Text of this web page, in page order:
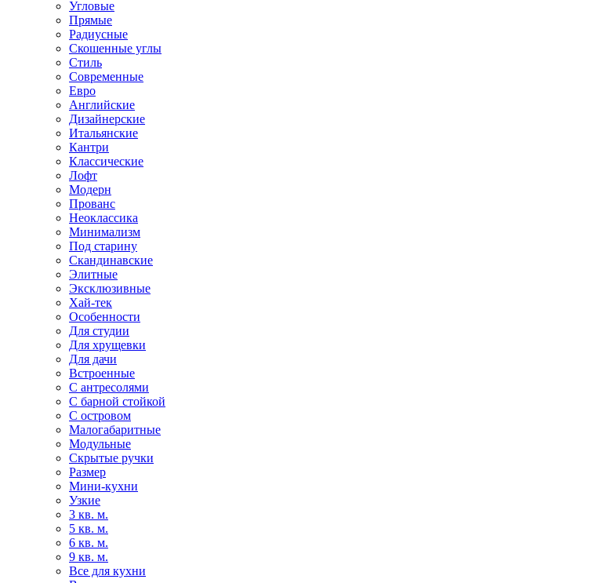
Угловые
Прямые
Радиусные
Скошенные углы
Стиль
Современные
Евро
Английские
Дизайнерские
Итальянские
Кантри
Классические
Лофт
Модерн
Прованс
Неоклассика
Минимализм
Под старину
Скандинавские
Элитные
Эксклюзивные
Хай-тек
Особенности
Для студии
Для хрущевки
Для дачи
Встроенные
С антресолями
С барной стойкой
С островом
Малогабаритные
Модульные
Скрытые ручки
Размер
Мини-кухни
Узкие
3 кв. м.
5 кв. м.
6 кв. м.
9 кв. м.
Все для кухни